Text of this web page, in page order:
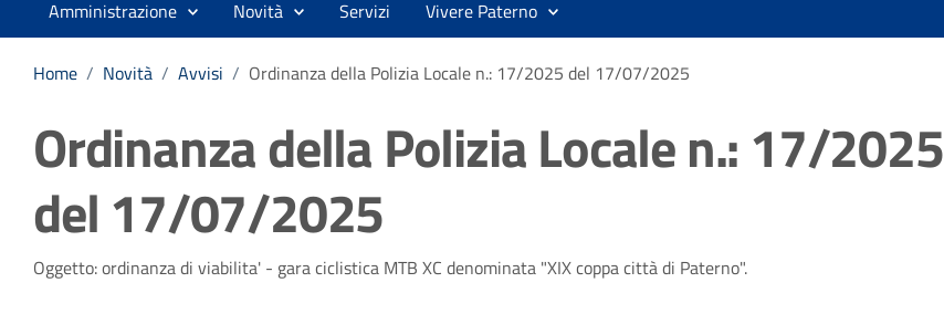
Amministrazione Novità Servizi Vivere Paterno
Home / Novità / Avvisi / Ordinanza della Polizia Locale n.: 17/2025 del 17/07/2025
Ordinanza della Polizia Locale n.: 17/2025
del 17/07/2025
Dettagli della notizia
Oggetto: ordinanza di viabilita' - gara ciclistica MTB XC denominata "XIX coppa città di Paterno".